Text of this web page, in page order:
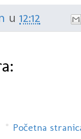
u 12:12
Početna